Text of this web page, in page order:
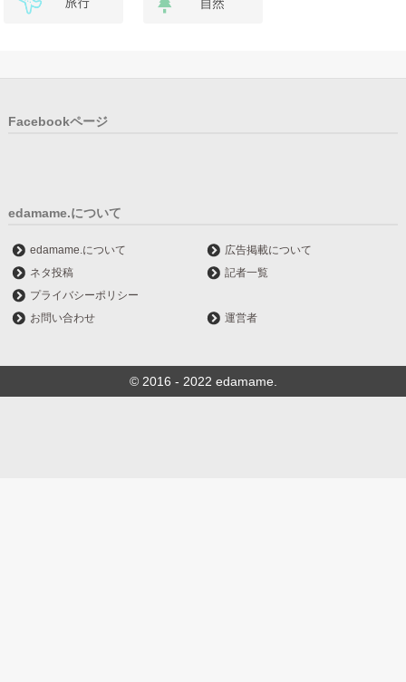
Facebookページ
edamame.について
edamame.について
広告掲載について
ネタ投稿
記者一覧
プライバシーポリシー
お問い合わせ
運営者
© 2016 - 2022 edamame.